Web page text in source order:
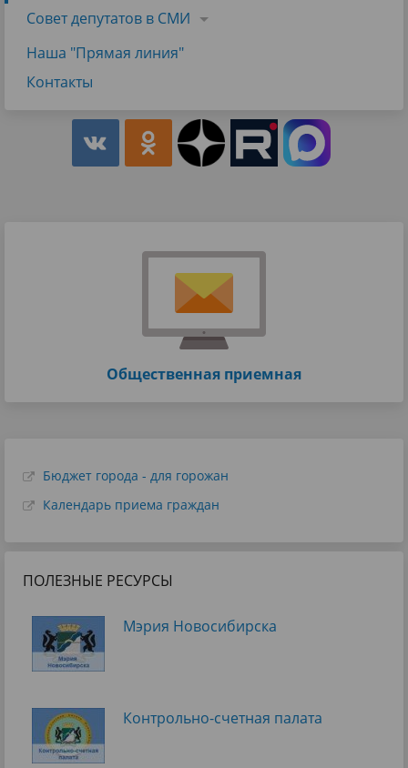
Совет депутатов в СМИ
Наша "Прямая линия"
Контакты
Общественная приемная
Бюджет города - для горожан
Календарь приема граждан
ПОЛЕЗНЫЕ РЕСУРСЫ
Мэрия Новосибирска
Контрольно-счетная палата